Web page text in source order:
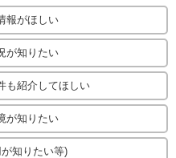
報がほしい
が知りたい
も紹介してほしい
が知りたい
知りたい等)